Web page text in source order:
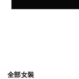
全部女裝